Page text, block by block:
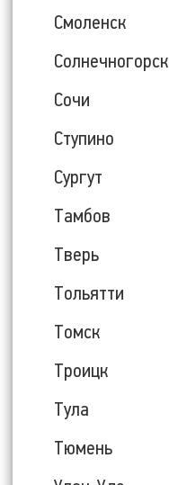
Смоленск
Солнечногорск
Сочи
Ступино
Сургут
Тамбов
Тверь
Тольятти
Томск
Троицк
Тула
Тюмень